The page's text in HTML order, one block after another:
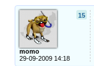
15
momo
29-09-2009 14:18